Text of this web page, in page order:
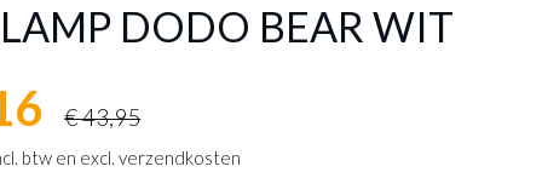
DODO BEAR WIT
€ 43,95
btw en excl. verzendkosten